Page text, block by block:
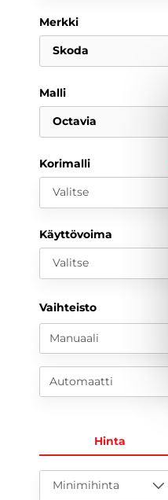
Merkki
Skoda
Malli
Octavia
Korimalli
Valitse
Käyttövoima
Valitse
Vaihteisto
Manuaali
Automaatti
Hinta
Minimihinta